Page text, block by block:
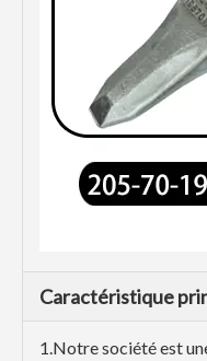
Caractéristique
1.Notre société est